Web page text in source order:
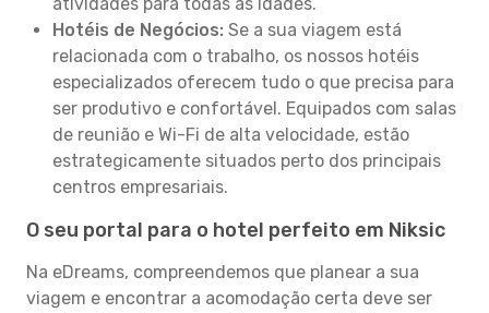
Hotéis de Negócios: Se a sua viagem está
relacionada com o trabalho, os nossos hotéis
especializados oferecem tudo o que precisa para
ser produtivo e confortável. Equipados com salas
de reunião e Wi-Fi de alta velocidade, estão
estrategicamente situados perto dos principais
centros empresariais.
O seu portal para o hotel perfeito em Niksic
Na eDreams, compreendemos que planear a sua
viagem e encontrar a acomodação certa deve ser